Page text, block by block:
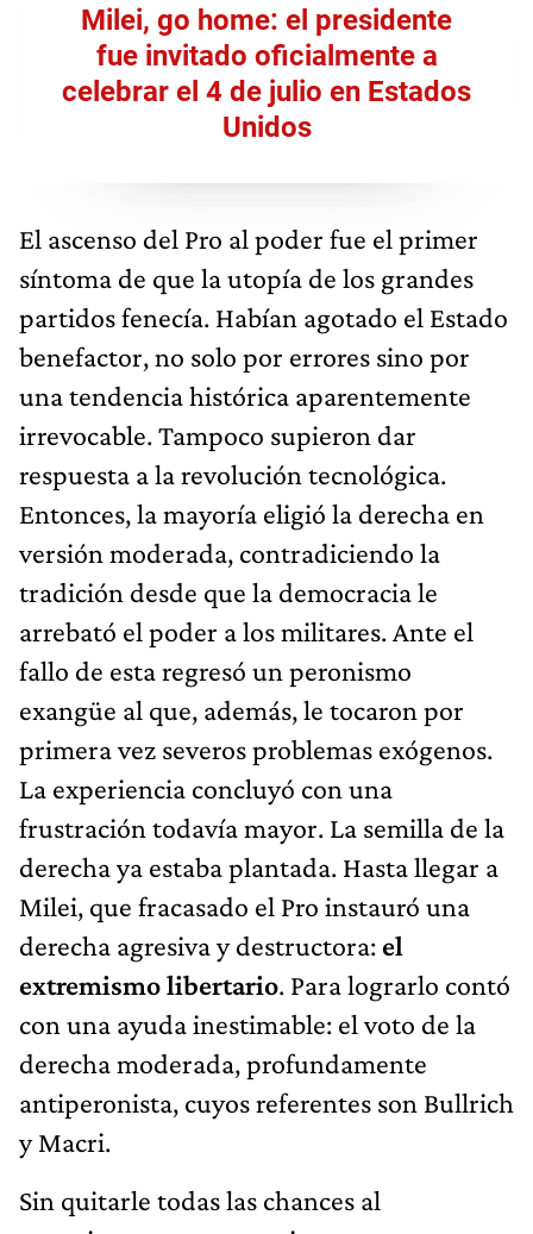
Milei, go home: el presidente
fue invitado oficialmente a
celebrar el 4 de julio en Estados
Unidos
El ascenso del Pro al poder fue el primer
síntoma de que la utopía de los grandes
partidos fenecía. Habían agotado el Estado
benefactor, no solo por errores sino por
una tendencia histórica aparentemente
irrevocable. Tampoco supieron dar
respuesta a la revolución tecnológica.
Entonces, la mayoría eligió la derecha en
versión moderada, contradiciendo la
tradición desde que la democracia le
arrebató el poder a los militares. Ante el
fallo de esta regresó un peronismo
exangüe al que, además, le tocaron por
primera vez severos problemas exógenos.
La experiencia concluyó con una
frustración todavía mayor. La semilla de la
derecha ya estaba plantada. Hasta llegar a
Milei, que fracasado el Pro instauró una
derecha agresiva y destructora: el
extremismo libertario. Para lograrlo contó
con una ayuda inestimable: el voto de la
derecha moderada, profundamente
antiperonista, cuyos referentes son Bullrich
y Macri.
Sin quitarle todas las chances al